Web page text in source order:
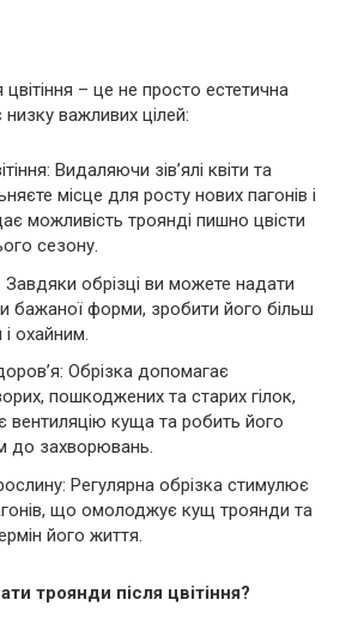
– це не просто естетична
важливих цілей:
Видаляючи зів’ялі квіти та
місце для росту нових пагонів і
можливість троянді пишно цвісти
сезону.
обрізці ви можете надати
бажаної форми, зробити його більш
охайним.
Обрізка допомагає
пошкоджених та старих гілок,
куща та робить його
до захворювань.
Регулярна обрізка стимулює
що омолоджує кущ троянди та
його життя.
троянди після цвітіння?